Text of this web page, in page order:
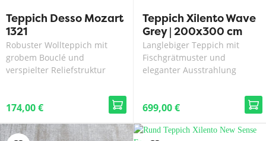
Teppich Desso Mozart
1321
Robuster Wollteppich mit
grobem Bouclé und
verspielter Reliefstruktur
174,00 €
Teppich Xilento Wave
Grey | 200x300 cm
Langlebiger Teppich mit
Fischgrätmuster und
eleganter Ausstrahlung
699,00 €